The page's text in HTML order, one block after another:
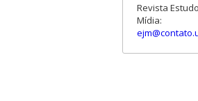
Revista
Mídia: